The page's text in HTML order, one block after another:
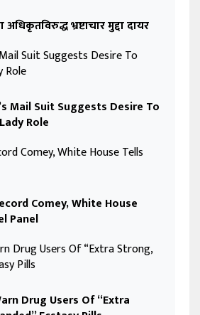
भ्रष्टाचार मुद्दा दायर
Mail Suit Suggests Desire To
Role
Comey, White House
Panel
Drug Users Of “Extra